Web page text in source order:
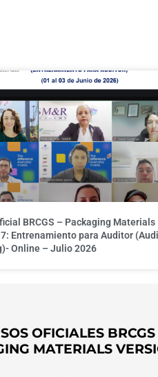
BRCGS – Packaging Materials
Entrenamiento para Auditor
Online – Julio 2026
OFICIALES BRCGS
MATERIALS